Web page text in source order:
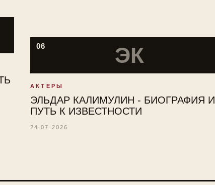
06 ЭК
АКТЕРЫ
ЭЛЬДАР КАЛИМУЛИН - БИОГРАФИЯ И
ПУТЬ К ИЗВЕСТНОСТИ
24.07.2026